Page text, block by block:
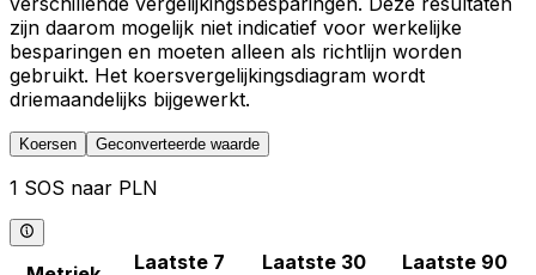
zijn daarom mogelijk niet indicatief voor werkelijke
besparingen en moeten alleen als richtlijn worden
gebruikt. Het koersvergelijkingsdiagram wordt
driemaandelijks bijgewerkt.
Koersen Geconverteerde waarde
1 SOS naar PLN
Laatste 7
Laatste 30
Laatste 90